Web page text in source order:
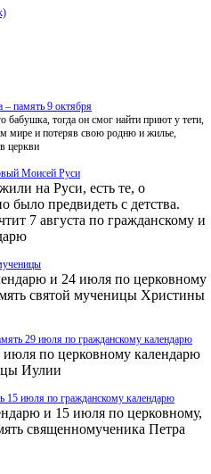
– память 9 октября
бабушка, тогда он смог найти приют у тети,
мире и потеряв свою родню и жилье,
церкви
Моисей Руси
на Руси, есть те, о
было предвидеть с детства.
7 августа по гражданскому и
и 24 июля по церковному
святой мученицы Христины
29 июля по гражданскому календарю
по церковному календарю
Иулии
июля по гражданскому календарю
и 15 июля по церковному,
священномученика Петра